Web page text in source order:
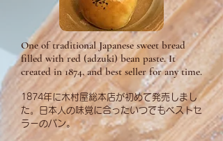
One of traditional Japanese sweet bread
filled with red (adzuki) bean paste. It
created in 1874, and best seller for any time.
1874年に木村屋総本店が初めて発売しまし
た。日本人の味覚に合ったいつでもベストセ
ラーのパン。